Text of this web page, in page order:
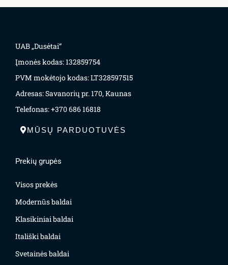
UAB „Dusėtai“
Įmonės kodas: 132859754
PVM mokėtojo kodas: LT328597515
Adresas: Savanorių pr. 170, Kaunas
Telefonas: +370 686 16818
MŪSŲ PARDUOTUVĖS
Prekių grupės
Visos prekės
Modernūs baldai
Klasikiniai baldai
Itališki baldai
Svetainės baldai